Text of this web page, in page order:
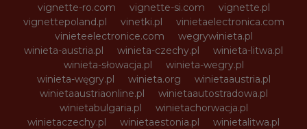
vignette-ro.com
vignette-si.com
vignette.pl
vignettepoland.pl
vinetki.pl
vinietaelectronica.com
vinieteelectronice.com
wegrywinieta.pl
winieta-austria.pl
winieta-czechy.pl
winieta-litwa.pl
winieta-słowacja.pl
winieta-wegry.pl
winieta-węgry.pl
winieta.org
winietaaustria.pl
winietaaustriaonline.pl
winietaautostradowa.pl
winietabulgaria.pl
winietachorwacja.pl
winietaczechy.pl
winietaestonia.pl
winietalitwa.pl